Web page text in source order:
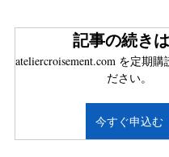
記事の続き
ateliercroisement.com を定期
ださい。
今すぐ申込む